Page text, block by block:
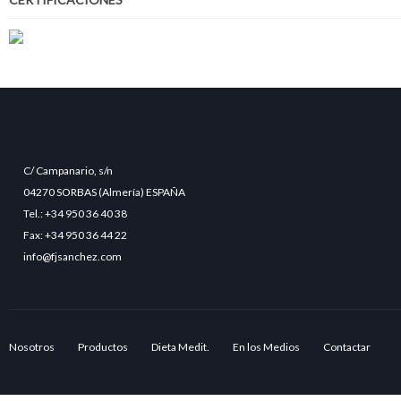
C/ Campanario, s/n
04270 SORBAS (Almería) ESPAÑA
Tel.: +34 950 36 40 38
Fax: +34 950 36 44 22
info@fjsanchez.com
Nosotros Productos Dieta Medit. En los Medios Contactar